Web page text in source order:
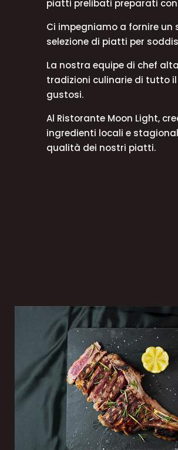
piatti prelibati preparati
Ci impegniamo a fornire un
selezione di piatti per
La nostra equipe di chef
tradizioni culinarie di tutto
gustosi.
Al Ristorante Moon Light,
ingredienti locali e
qualità dei nostri piatti.